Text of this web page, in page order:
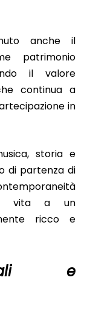
anche il
patrimonio
il valore
continua a
in
storia e
di partenza di
vita a un
ricco e
e